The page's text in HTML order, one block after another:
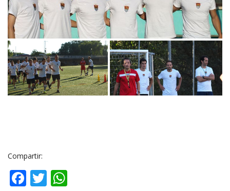
Compartir:
Facebook
Twitter